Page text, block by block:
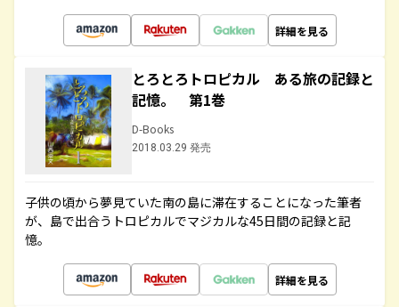
詳細を見る
とろとろトロピカル ある旅の記録と
記憶。 第1巻
D-Books
2018.03.29 発売
子供の頃から夢見ていた南の島に滞在することになった筆者
が、島で出合うトロピカルでマジカルな45日間の記録と記
憶。
詳細を見る